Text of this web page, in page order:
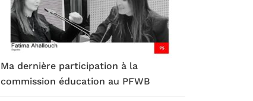
Ma dernière participation à la
commission éducation au PFWB